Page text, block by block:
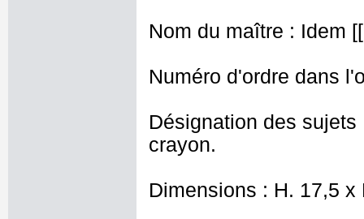
Nom du maître : Idem
Numéro d'ordre dans
Désignation des
crayon.
Dimensions : H. 17,5 x